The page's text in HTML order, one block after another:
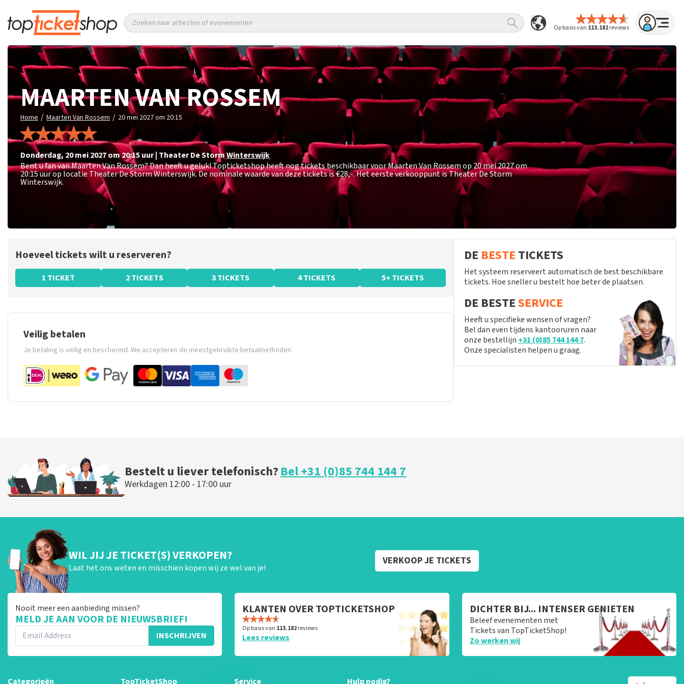
Op basis van 113.182reviews
Zoeken naar artiesten of evenementen
MAARTEN VAN ROSSEM
Home / Maarten Van Rossem / 20 mei 2027 om 20:15
donderdag, 20 mei 2027 om 20:15uur| Theater De StormWinterswijk
Bent u fan van Maarten Van Rossem? Dan heeft u geluk! Topticketshop heeft nog tickets beschikbaar voor Maarten Van Rossem op 20 mei 2027 om
20:15 uur op locatie Theater De Storm Winterswijk. De nominale waarde van deze tickets is€28,-. Het eerste verkooppunt is Theater De Storm
Winterswijk.
Hoeveel tickets wilt u reserveren?
1 TICKET 2 TICKETS 3 TICKETS 4 TICKETS 5+ TICKETS
Veilig betalen
Je betaling is veilig en beschermd. We accepteren de meestgebruikte betaalmethoden.
DE BESTE TICKETS
Het systeem reserveert automatisch de best beschikbare
tickets. Hoe sneller u bestelt hoe beter de plaatsen.
DE BESTESERVICE
Heeft u specifieke wensen of vragen?
Bel dan even tijdens kantooruren naar
onze bestellijn +31 (0)85 744 144 7.
Onze specialisten helpen u graag.
Bestelt u liever telefonisch?Bel +31 (0)85 744 144 7
Werkdagen 12:00 - 17:00 uur
WIL JIJ JE TICKET(S) VERKOPEN?
Laat het ons weten en misschien kopen wij ze wel van je!
VERKOOP JE TICKETS
Nooit meer een aanbieding missen?
MELD JE AAN VOOR DE NIEUWSBRIEF!
INSCHRIJVEN
KLANTEN OVER TOPTICKETSHOP
Op basis van 113.182reviews
Lees reviews
DICHTER BIJ... INTENSER GENIETEN
Beleef evenementen met
Tickets van TopTicketShop!
Zo werken wij
Categorieën TopTicketShop Service Hulp nodig?